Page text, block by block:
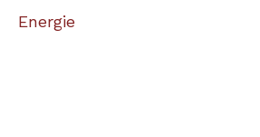
Energie